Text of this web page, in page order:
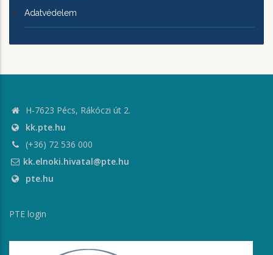
Adatvédelem
H-7623 Pécs, Rákóczi út 2.
kk.pte.hu
(+36) 72 536 000
kk.elnoki.hivatal@pte.hu
pte.hu
PTE login